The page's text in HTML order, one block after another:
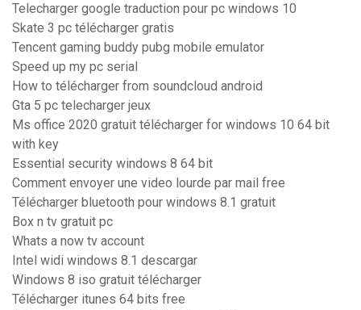
Telecharger google traduction pour pc windows 10
Skate 3 pc télécharger gratis
Tencent gaming buddy pubg mobile emulator
Speed up my pc serial
How to télécharger from soundcloud android
Gta 5 pc telecharger jeux
Ms office 2020 gratuit télécharger for windows 10 64 bit
with key
Essential security windows 8 64 bit
Comment envoyer une video lourde par mail free
Télécharger bluetooth pour windows 8.1 gratuit
Box n tv gratuit pc
Whats a now tv account
Intel widi windows 8.1 descargar
Windows 8 iso gratuit télécharger
Télécharger itunes 64 bits free